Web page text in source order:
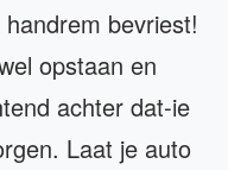
bevriest!
opstaan en
achter dat-ie
Laat je auto